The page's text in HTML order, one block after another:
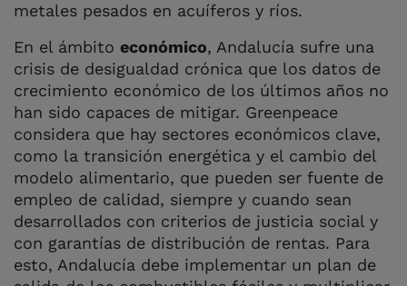
metales pesados en acuíferos y ríos.
En el ámbito económico, Andalucía sufre una
crisis de desigualdad crónica que los datos de
crecimiento económico de los últimos años no
han sido capaces de mitigar. Greenpeace
considera que hay sectores económicos clave,
como la transición energética y el cambio del
modelo alimentario, que pueden ser fuente de
empleo de calidad, siempre y cuando sean
desarrollados con criterios de justicia social y
con garantías de distribución de rentas. Para
esto, Andalucía debe implementar un plan de